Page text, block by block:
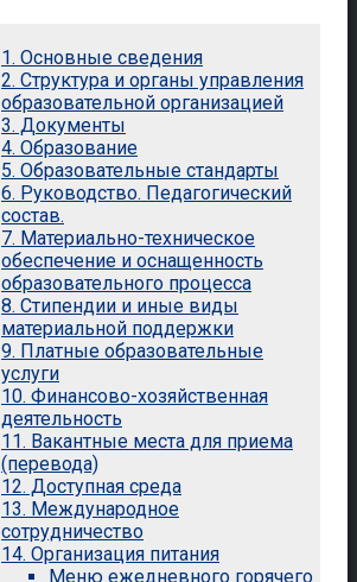
1. Основные сведения
2. Структура и органы управления
образовательной организацией
3. Документы
4. Образование
5. Образовательные стандарты
6. Руководство. Педагогический
состав.
7. Материально-техническое
обеспечение и оснащенность
образовательного процесса
8. Стипендии и иные виды
материальной поддержки
9. Платные образовательные
услуги
10. Финансово-хозяйственная
деятельность
11. Вакантные места для приема
(перевода)
12. Доступная среда
13. Международное
сотрудничество
14. Организация питания
Меню ежедневного горячего